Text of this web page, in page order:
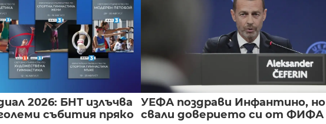
2026: БНТ излъчва
събития пряко
УЕФА поздрави Инфантино, но
свали доверието си от ФИФА